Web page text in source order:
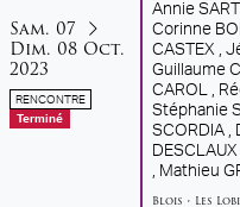
du
samedi
Sam. 07
dimanche
Dim. 08 octobre
Oct.
2023
RENCONTRE
Terminé
Annie
Corinne
CASTEX ,
Guillaume
CAROL ,
Stéphanie
SCORDIA ,
DESCLAUX
, Mathieu
Blois • Les